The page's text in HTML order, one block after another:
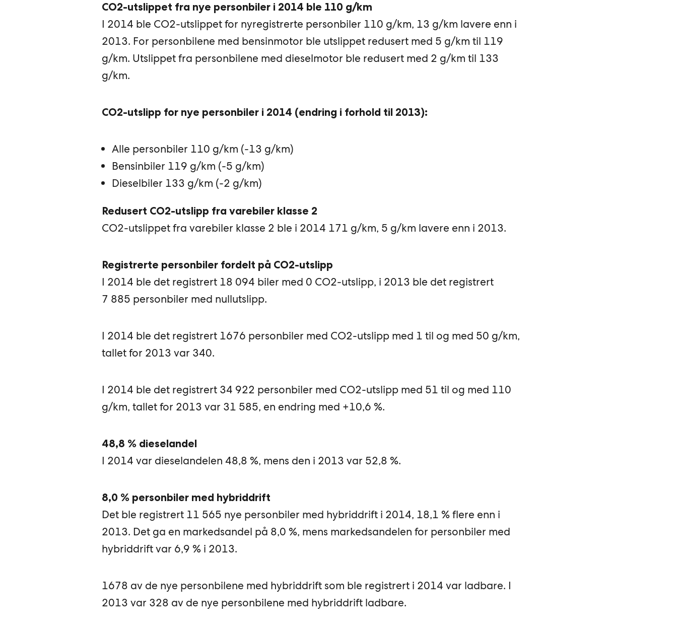
CO2-utslippet fra nye personbiler i 2014 ble 110 g/km
I 2014 ble CO2-utslippet for nyregistrerte personbiler 110 g/km, 13 g/km lavere enn i
2013. For personbilene med bensinmotor ble utslippet redusert med 5 g/km til 119
g/km. Utslippet fra personbilene med dieselmotor ble redusert med 2 g/km til 133
g/km.
CO2-utslipp for nye personbiler i 2014 (endring i forhold til 2013):
Alle personbiler 110 g/km (-13 g/km)
Bensinbiler 119 g/km (-5 g/km)
Dieselbiler 133 g/km (-2 g/km)
Redusert CO2-utslipp fra varebiler klasse 2
CO2-utslippet fra varebiler klasse 2 ble i 2014 171 g/km, 5 g/km lavere enn i 2013.
Registrerte personbiler fordelt på CO2-utslipp
I 2014 ble det registrert 18 094 biler med 0 CO2-utslipp, i 2013 ble det registrert
7 885 personbiler med nullutslipp.
I 2014 ble det registrert 1676 personbiler med CO2-utslipp med 1 til og med 50 g/km,
tallet for 2013 var 340.
I 2014 ble det registrert 34 922 personbiler med CO2-utslipp med 51 til og med 110
g/km, tallet for 2013 var 31 585, en endring med +10,6 %.
48,8 % dieselandel
I 2014 var dieselandelen 48,8 %, mens den i 2013 var 52,8 %.
8,0 % personbiler med hybriddrift
Det ble registrert 11 565 nye personbiler med hybriddrift i 2014, 18,1 % flere enn i
2013. Det ga en markedsandel på 8,0 %, mens markedsandelen for personbiler med
hybriddrift var 6,9 % i 2013.
1678 av de nye personbilene med hybriddrift som ble registrert i 2014 var ladbare. I
2013 var 328 av de nye personbilene med hybriddrift ladbare.